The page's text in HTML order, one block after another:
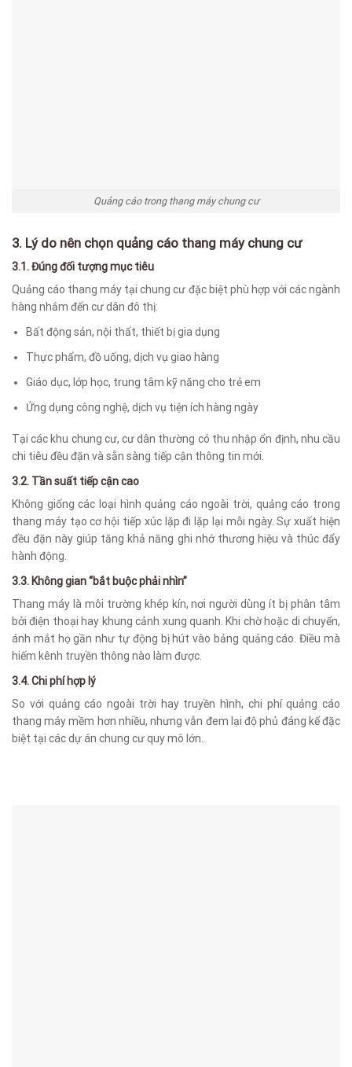
Quảng cáo trong thang máy chung cư
3. Lý do nên chọn quảng cáo thang máy chung cư
3.1. Đúng đối tượng mục tiêu
Quảng cáo thang máy tại chung cư đặc biệt phù hợp với các ngành
hàng nhắm đến cư dân đô thị:
Bất động sản, nội thất, thiết bị gia dụng
Thực phẩm, đồ uống, dịch vụ giao hàng
Giáo dục, lớp học, trung tâm kỹ năng cho trẻ em
Ứng dụng công nghệ, dịch vụ tiện ích hàng ngày
Tại các khu chung cư, cư dân thường có thu nhập ổn định, nhu cầu
chi tiêu đều đặn và sẵn sàng tiếp cận thông tin mới.
3.2. Tần suất tiếp cận cao
Không giống các loại hình quảng cáo ngoài trời, quảng cáo trong
thang máy tạo cơ hội tiếp xúc lặp đi lặp lại mỗi ngày. Sự xuất hiện
đều đặn này giúp tăng khả năng ghi nhớ thương hiệu và thúc đẩy
hành động.
3.3. Không gian “bắt buộc phải nhìn”
Thang máy là môi trường khép kín, nơi người dùng ít bị phân tâm
bởi điện thoại hay khung cảnh xung quanh. Khi chờ hoặc di chuyển,
ánh mắt họ gần như tự động bị hút vào bảng quảng cáo. Điều mà
hiếm kênh truyền thông nào làm được.
3.4. Chi phí hợp lý
So với quảng cáo ngoài trời hay truyền hình, chi phí quảng cáo
thang máy mềm hơn nhiều, nhưng vẫn đem lại độ phủ đáng kể đặc
biệt tại các dự án chung cư quy mô lớn.